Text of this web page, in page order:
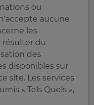
ou
aucune
les
du
des
disponibles sur
site. Les services
« Tels Quels »,